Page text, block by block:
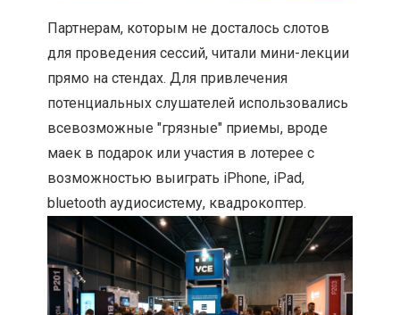
Партнерам, которым не досталось слотов
для проведения сессий, читали мини-лекции
прямо на стендах. Для привлечения
потенциальных слушателей использовались
всевозможные "грязные" приемы, вроде
маек в подарок или участия в лотерее с
возможностью выиграть iPhone, iPad,
bluetooth аудиосистему, квадрокоптер.